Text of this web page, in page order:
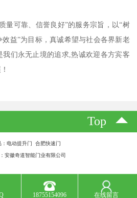
量可靠、信誉良好”的服务宗旨，以“树
益”为目标，真诚希望与社会各界新老
们永无止境的追求,热诚欢迎各方宾客
Top
：电动提升门 合肥快速门
安徽奇道智能门业有限公司
18755154096 在线留言